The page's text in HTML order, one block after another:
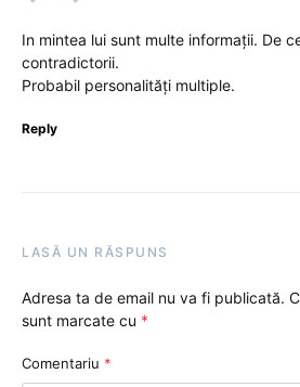
In mintea lui sunt multe informații. De
contradictorii.
Probabil personalități multiple.
Reply
LASĂ UN RĂSPUNS
Adresa ta de email nu va fi publicată.
sunt marcate cu *
Comentariu *